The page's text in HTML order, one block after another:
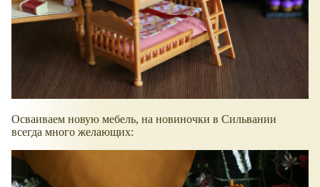
Осваиваем новую мебель, на новиночки в Сильвании
всегда много желающих: